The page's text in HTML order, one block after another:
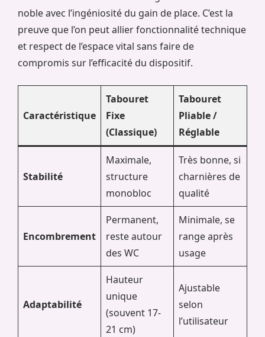
noble avec l’ingéniosité du gain de place. C’est la
preuve que l’on peut allier fonctionnalité technique
et respect de l’espace vital sans faire de
compromis sur l’efficacité du dispositif.
Caractéristique
Tabouret
Fixe
(Classique)
Tabouret
Pliable /
Réglable
Stabilité
Maximale,
structure
monobloc
Très bonne, si
charnières de
qualité
Encombrement
Permanent,
reste autour
des WC
Minimale, se
range après
usage
Adaptabilité
Hauteur
unique
(souvent 17-
21 cm)
Ajustable
selon
l’utilisateur